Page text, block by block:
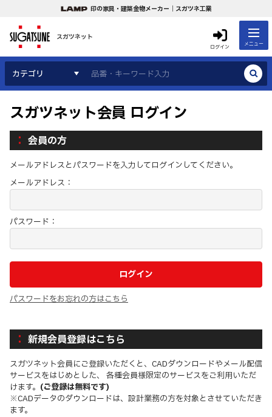
印の家具・建築金物メーカー｜スガツネ工業
スガツネット
ログイン メニュー
カテゴリ
スガツネット会員 ログイン
会員の方
メールアドレスとパスワードを入力してログインしてください。
メールアドレス：
パスワード：
パスワードをお忘れの方はこちら
新規会員登録はこちら
スガツネット会員にご登録いただくと、CADダウンロードやメール配信
サービスをはじめとした、 各種会員様限定のサービスをご利用いただ
けます。 (ご登録は無料です)
※CADデータのダウンロードは、設計業務の方を対象とさせていただき
ます。